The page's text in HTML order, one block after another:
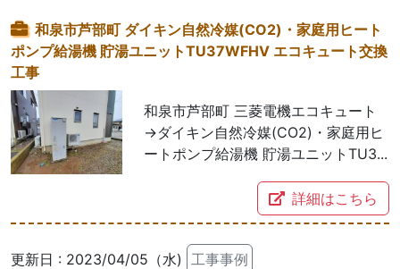
和泉市芦部町 ダイキン自然冷媒(CO2)・家庭用ヒート
ポンプ給湯機 貯湯ユニットTU37WFHV エコキュート交換
工事
和泉市芦部町 三菱電機エコキュート
→ダイキン自然冷媒(CO2)・家庭用ヒ
ートポンプ給湯機 貯湯ユニットTU3...
詳細はこちら
更新日 : 2023/04/05（水) 工事事例